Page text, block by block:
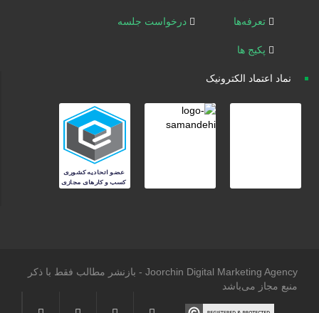
تعرفه‌ها
پکیج ها
درخواست جلسه
نماد اعتماد الکترونیک
Joorchin Digital Marketing Agency - بازنشر مطالب فقط با ذکر
منبع مجاز می‌باشد